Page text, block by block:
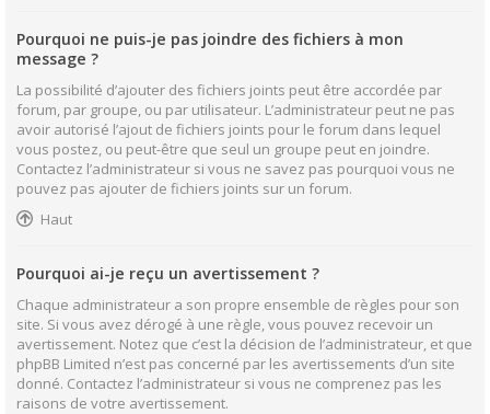
Pourquoi ne puis-je pas joindre des fichiers à mon
message ?
La possibilité d’ajouter des fichiers joints peut être accordée par
forum, par groupe, ou par utilisateur. L’administrateur peut ne pas
avoir autorisé l’ajout de fichiers joints pour le forum dans lequel
vous postez, ou peut-être que seul un groupe peut en joindre.
Contactez l’administrateur si vous ne savez pas pourquoi vous ne
pouvez pas ajouter de fichiers joints sur un forum.
Haut
Pourquoi ai-je reçu un avertissement ?
Chaque administrateur a son propre ensemble de règles pour son
site. Si vous avez dérogé à une règle, vous pouvez recevoir un
avertissement. Notez que c’est la décision de l’administrateur, et que
phpBB Limited n’est pas concerné par les avertissements d’un site
donné. Contactez l’administrateur si vous ne comprenez pas les
raisons de votre avertissement.